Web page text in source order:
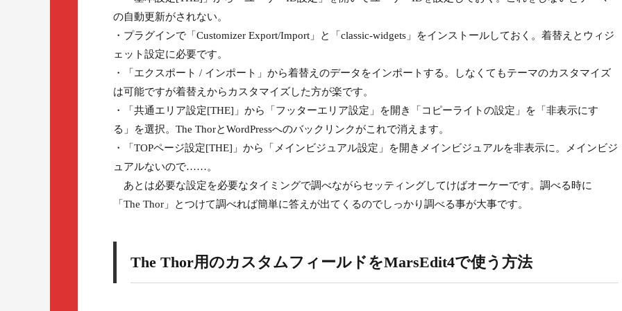
の自動更新がされない。
・プラグインで「Customizer Export/Import」と「classic-widgets」をインストールしておく。着替えとウィジ
ェット設定に必要です。
・「エクスポート / インポート」から着替えのデータをインポートする。しなくてもテーマのカスタマイズ
は可能ですが着替えからカスタマイズした方が楽です。
・「共通エリア設定[THE]」から「フッターエリア設定」を開き「コピーライトの設定」を「非表示にす
る」を選択。The ThorとWordPressへのバックリンクがこれで消えます。
・「TOPページ設定[THE]」から「メインビジュアル設定」を開きメインビジュアルを非表示に。メインビジ
ュアルないので……。
あとは必要な設定を必要なタイミングで調べながらセッティングしてけばオーケーです。調べる時に
「The Thor」とつけて調べれば簡単に答えが出てくるのでしっかり調べる事が大事です。
The Thor用のカスタムフィールドをMarsEdit4で使う方法